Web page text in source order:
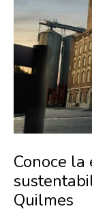
Conoce
Quilmes